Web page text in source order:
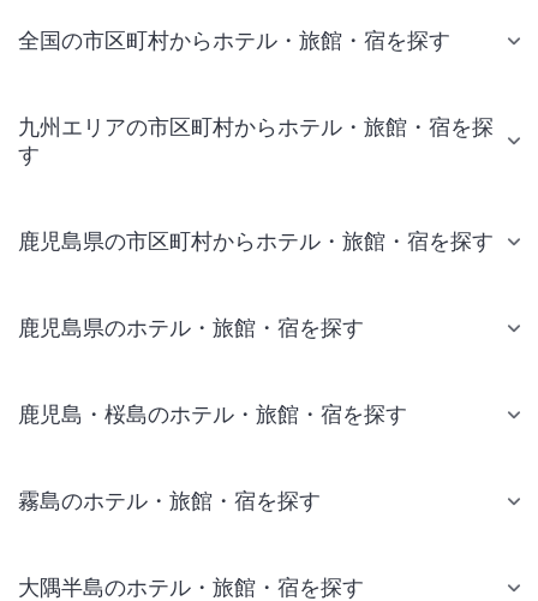
全国の市区町村からホテル・旅館・宿を探す
九州エリアの市区町村からホテル・旅館・宿を探
す
鹿児島県の市区町村からホテル・旅館・宿を探す
鹿児島県のホテル・旅館・宿を探す
鹿児島・桜島のホテル・旅館・宿を探す
霧島のホテル・旅館・宿を探す
大隅半島のホテル・旅館・宿を探す